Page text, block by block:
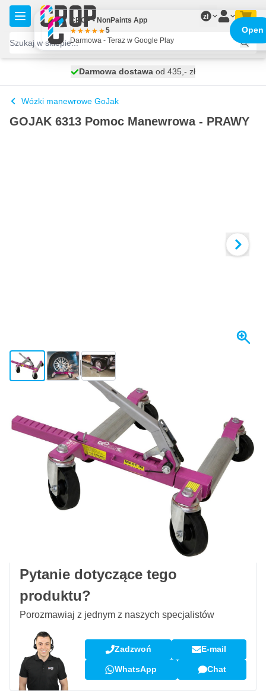
Przejdź do treści
zł
wysyłka jutro
Darmowa dostawa od 435,- zł
100 dni
Wózki manewrowe GoJak
GOJAK 6313 Pomoc Manewrowa - PRAWY
View larger imageView larger imageView larger image
2080, zł Z VAT
Dodaj do koszyka
Zamów przed 23:59,
Darmowa dostawa
(7 078 recenzji)
Pytanie dotyczące tego
produktu?
Porozmawiaj z jednym z naszych specjalistów
Zadzwoń E-mail
WhatsApp Chat
CROP - NonPaints App
5
Darmowa - Teraz w Google Play
Open